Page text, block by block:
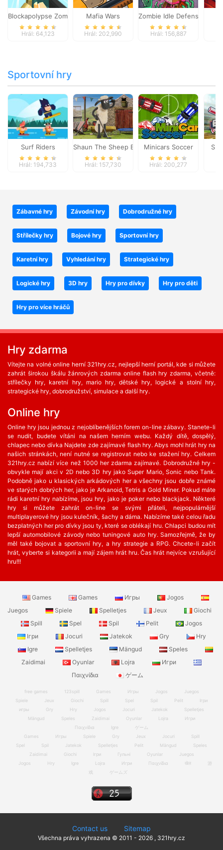
Blockapolypse Zombie Shooter
Hrál: 64,123
Mafia Wars
Hrál: 202,990
Zombie Idle Defense
Hrál: 156,887
Sportovní hry
Surf Riders
Hrál: 194,733
Shaun The Sheep Baahmy Golf
Hrál: 157,730
Minicars Soccer
Hrál: 200,277
Zábavné hry Závodní hry Dobrodružné hry
Střílečky hry Bojové hry Sportovní hry
Karetní hry Vyhledání hry Strategické hry
Logické hry 3D hry Hry pro dívky Hry pro děti
Hry pro více hráčů
Hry zdarma
Vítejte na volné online herní 321hry.cz, nejlepší herní portál, kde si můžete
zahrát širokou škálu žánrových zdarma online flash hry zdarma, včetně:
střílečky hry, karetní hry, mario hry, dětské hry, logické a stolní hry,
strategické hry, dobrodružství, simulace a další hry.
Online hry
Online hry jsou jednou z nejoblíbenějších forem on-line zábavy. Stanete-li
se nudit, budete vítáni na našem herním webu. Každý dítě, dospělý,
chlapec nebo dívka Najdete zde zajímavé flash hry. Abys mohl hrát hry na
našich stránkách, není nutné se registrovat nebo ke stažení hry. Celkem
321hry.cz nabízí více než 1000 her zdarma zajímavé. Dobrodružné hry -
obvykle mají akci v 2D nebo 3D hry jako Super Mario, Sonic nebo Tank.
Podobně jako u klasických arkádových her a všechny jsou dobře známé
ve starých dobrých her, jako je Arkanoid, Tetris a Gold Miner. Pokud máte
rádi karetní hry nabízíme, jsou hry, jako je poker nebo blackjack. Některé
hry si můžete zahrát on-line se svými přáteli, nejpopulárnější
multiplayerové hry jsou kulečník, šachy a dáma. Nabízíme také celou řadu
bezplatných her ​​pro dívky jsou ty, které se oblékají hru. Chlapci budou mít
lepší automobilové závody nebo tuningové auto hry. Samozřejmě, že by
měl také bojovat a sportovní hry, a hry strategie a RPG. Chcete-li začít
hrát, vyberte si kategorii a mají zájem hrát hru. Čas hrát nejvíce vzrušující
hru!!!
Games Games Игры
Jogos
Juegos
Spiele Spelletjes Jeux
Giochi
Spill
Spel Spil Pelit
Jogos
Ігри
Jocuri Jatekok Gry
Hry
Igre
Spelletjes Mängud
Speles
Zaidimai
Oyunlar Lojra
Игри
Παιχνίδια
ゲーム
free games 123spill Games Игры Jogos
Juegos
Spiele
Jeux Giochi Spill Spel Spil Pelit
Ігри
игры
Gry Hry Jogos Jocuri Jatekok
Spelletjes
Mängud
Speles Zaidimai Oyunlar Lojra
Игри
Παιχνίδια
Igre
ゲーム
Games
Игры Spiele Gry Jeux Jocuri
Spill
Spel
Spil Jatekok Spelletjes Pelit Mängud
Speles
Zaidimai
Giochi Ігри Гульні Oyunlar
Juegos
Jogos
Hry Igre Lojra Игри Παιχνίδια खेल
游
戏
ゲームズ
Contact us Sitemap
Všechna práva vyhrazena © 2011 - 2026 , 321hry.cz